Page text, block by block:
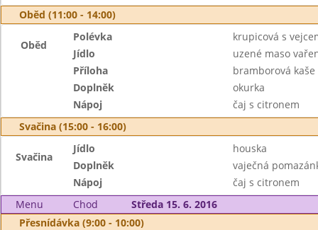
Oběd (11:00 - 14:00)
Oběd
Polévka
krupicová s
Jídlo
uzené maso
Příloha
bramborová kaše
Doplněk
okurka
Nápoj
čaj s citronem
Svačina (15:00 - 16:00)
Svačina
Jídlo
houska
Doplněk
vaječná
Nápoj
čaj s citronem
Menu
Chod
Středa 15. 6. 2016
Přesnídávka (9:00 - 10:00)